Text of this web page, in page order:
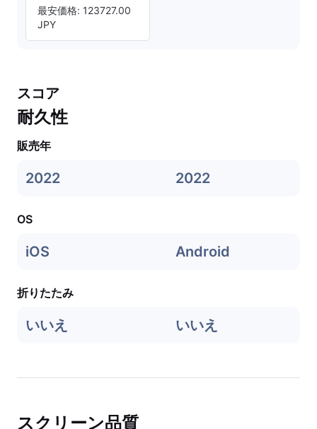
最安価格: 123727.00
JPY
スコア
耐久性
販売年
2022 2022
OS
iOS Android
折りたたみ
いいえ いいえ
スクリーン品質